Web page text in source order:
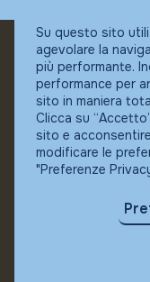
© Fundstore
Collocatore
Banca Ifigest SpA
P.Iva: 04337180485
Su questo sito
agevolare la
più performante.
performance per
sito in maniera
Clicca su
sito e
modificare le
"Preferenze